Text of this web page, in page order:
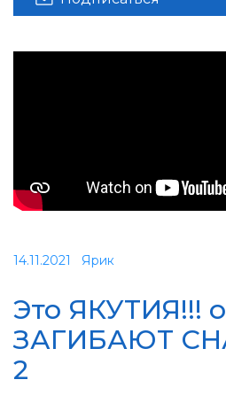
14.11.2021 Ярик
Это ЯКУТИЯ!!!
ЗАГИБАЮТ
2